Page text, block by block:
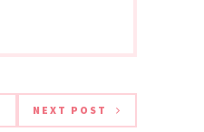
NEXT POST